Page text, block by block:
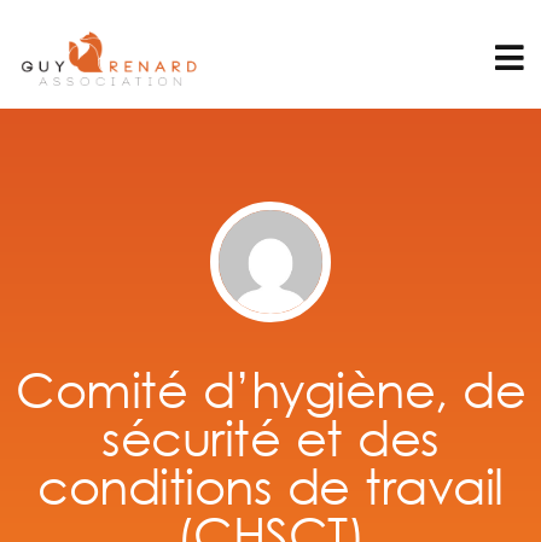
Comité d’hygiène, de
sécurité et des
conditions de travail